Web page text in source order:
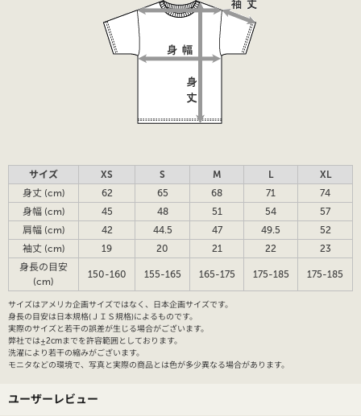
サイズ XS S M L
XL
身丈 (cm)
62 65 68 71
74
身幅 (cm)
45 48 51 54
57
肩幅 (cm)
42 44.5 47 49.5
52
袖丈 (cm)
19 20 21 22
23
身長の目安
(cm)
150-160 155-165 165-175 175-185 175-185
サイズはアメリカ企画サイズではなく、日本企画サイズです。
身長の目安は日本規格(ＪＩＳ規格)によるものです。
実際のサイズと若干の誤差が生じる場合がございます。
弊社では±2cmまでを許容範囲としております。
洗濯により若干の縮みがございます。
モニタなどの環境で、写真と実際の商品とは色が多少異なる場合があります。
ユーザーレビュー